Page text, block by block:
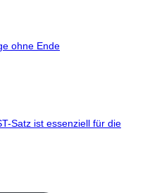
ohne Ende
Satz ist essenziell für die